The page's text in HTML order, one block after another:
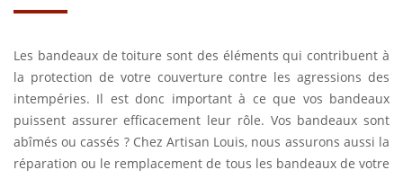
Les bandeaux de toiture sont des éléments qui contribuent à
la protection de votre couverture contre les agressions des
intempéries. Il est donc important à ce que vos bandeaux
puissent assurer efficacement leur rôle. Vos bandeaux sont
abîmés ou cassés ? Chez Artisan Louis, nous assurons aussi la
réparation ou le remplacement de tous les bandeaux de votre